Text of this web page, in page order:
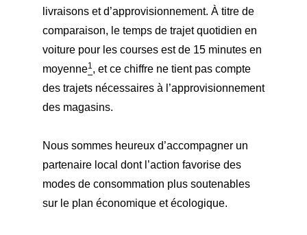
livraisons et d’approvisionnement. À titre de
comparaison, le temps de trajet quotidien en
voiture pour les courses est de 15 minutes en
moyenne1, et ce chiffre ne tient pas compte
des trajets nécessaires à l’approvisionnement
des magasins.
Nous sommes heureux d’accompagner un
partenaire local dont l’action favorise des
modes de consommation plus soutenables
sur le plan économique et écologique.